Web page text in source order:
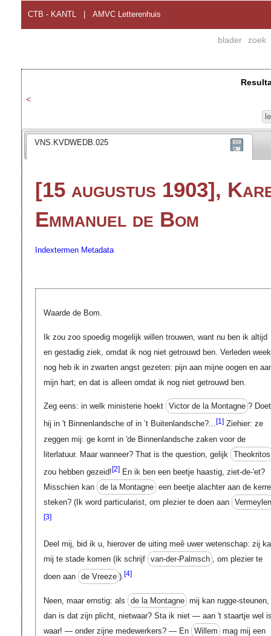
CTB - KANTL AMVC Letterenhuis
blader zoek
<
VNS.KVDWEDB.025
[15 augustus 1903],
Emmanuel de Bom
Indextermen Metadata
Waarde de Bom.
Ik zou zoo spoedig mogelijk willen trouwen, want nu ben ik altijd
en gestadig ziek, omdat ik nog niet getrouwd ben. Verleden week
nog heb ik in zwarten angst gezeten: pijn aan mijne oogen en
mijn hart; en dat is alleen omdat ik nog niet getrouwd ben.
Zeg eens: in welk ministerie hoekt Victor de la Montagne ? Doet
hij in 't Binnenlandsche of in ’t Buitenlandsche?...[1]Ziehier: ze
zeggen mij: ge komt in 'de Binnenlandsche zaken voor de
literlatuur. Maar wanneer? That is the question, gelijk
Theokritos
zou hebben gezeid![2]En ik ben een beetje haastig, ziet-de-'et?
Misschien kan de la Montagne een beetje alachter aan de kerre
steken? (Ik word particularist, om plezier te doen aan Vermeylen
[3]
Deel mij, bid ik u, hierover de uiting meê uwer wetenschap: zij
mij te stade komen (ik schrijf van-der-Palmsch
, om plezier te
doen aan de Vreeze ).[4]
Neen, maar ernstig: als de la Montagne mij kan rugge-steunen,
dan is dat zijn plicht, nietwaar? Sta ik niet — aan 't staartje wel
waar! — onder zijne medewerkers? — En Willem mag mij een